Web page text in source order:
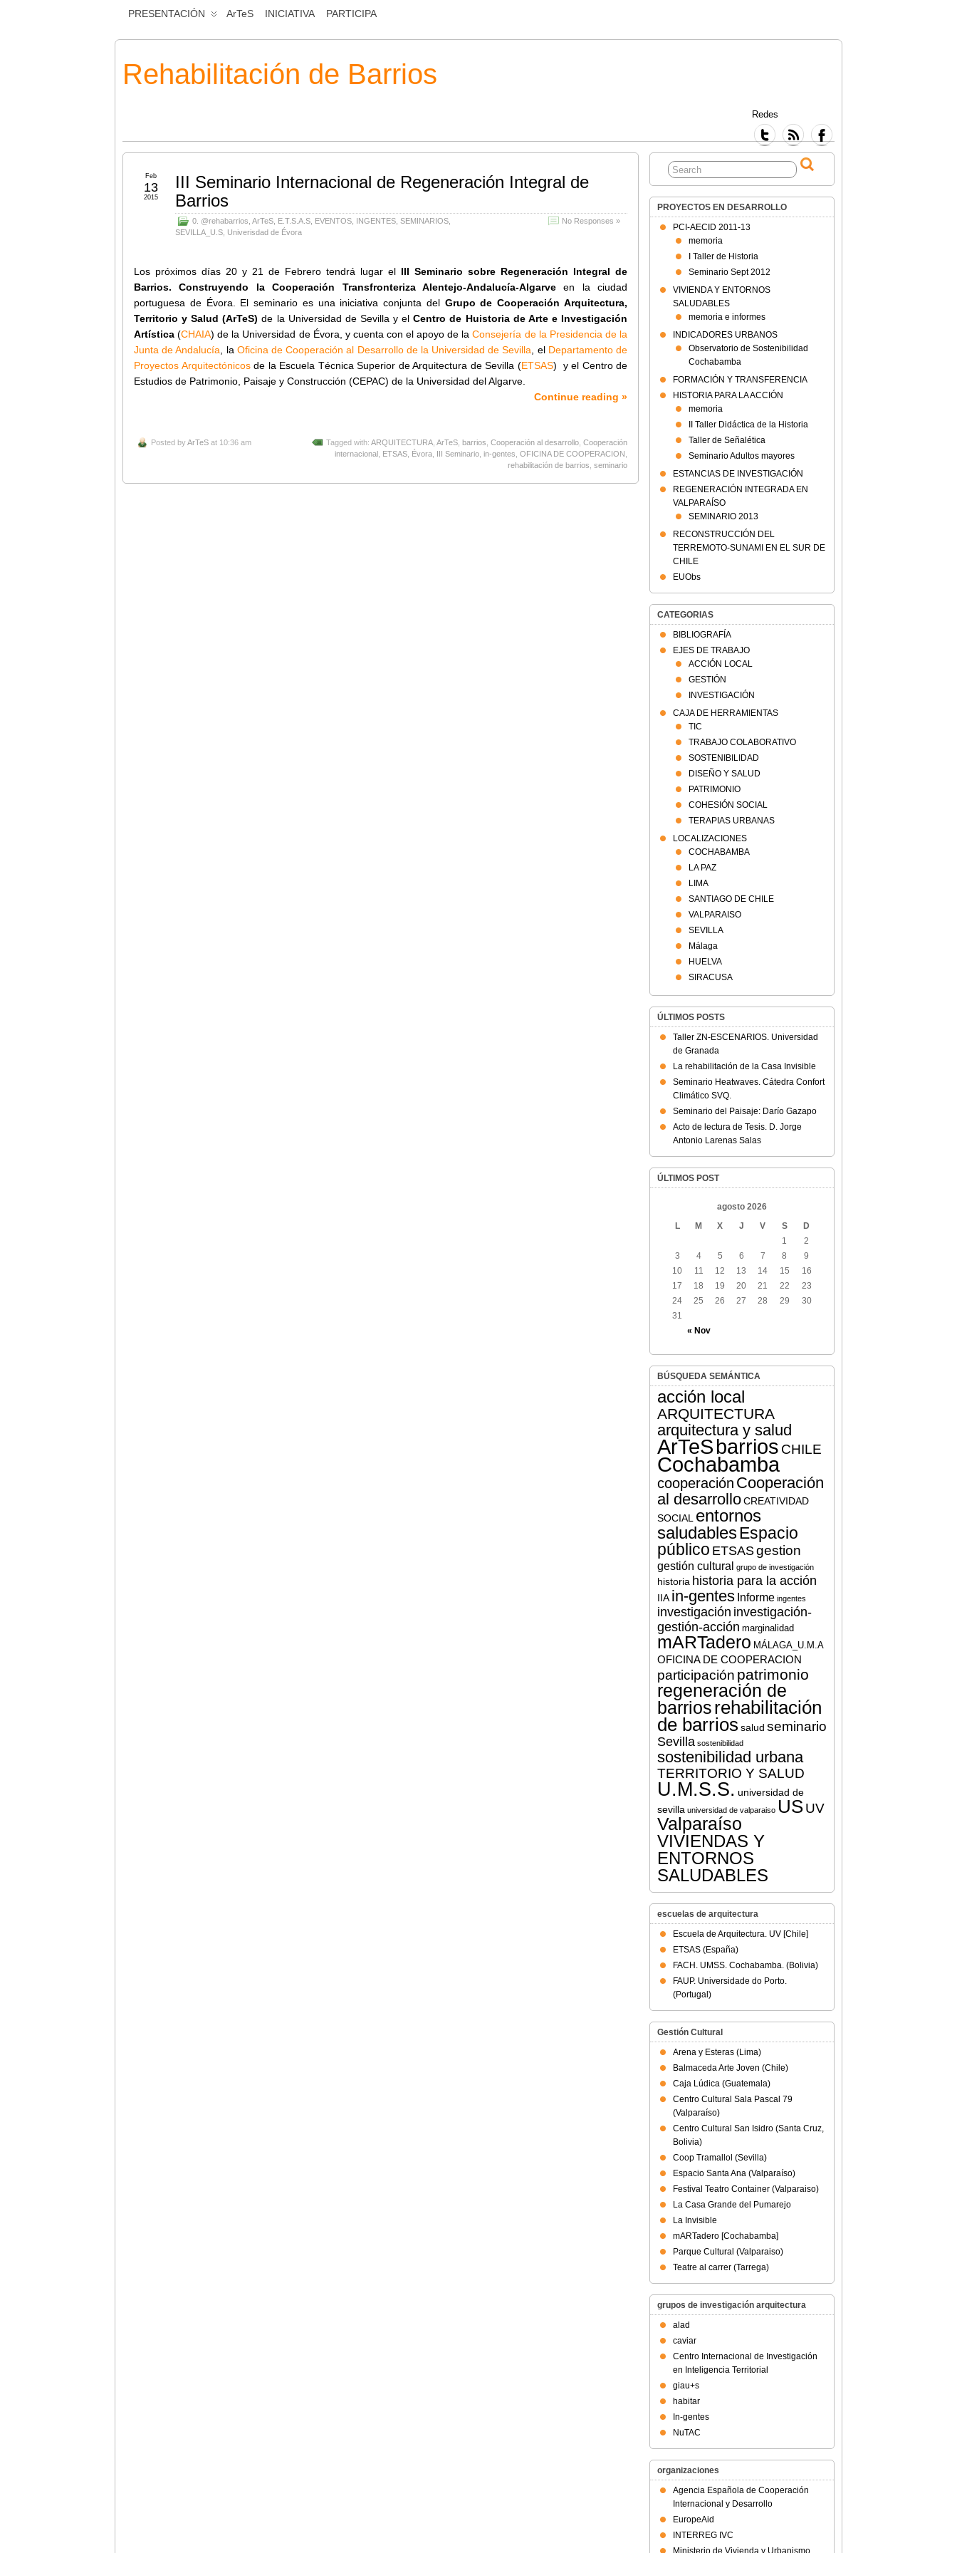
PRESENTACIÓN ArTeS INICIATIVA PARTICIPA
Rehabilitación de Barrios
Redes
III Seminario Internacional de Regeneración Integral de
Barrios
0. @rehabarrios ArTeS E.T.S.A.S EVENTOS INGENTES SEMINARIOS
SEVILLA_U.S Univerisdad de Évora
No Responses »
Feb
13
2015
Los próximos días 20 y 21 de Febrero tendrá lugar el III Seminario sobre Regeneración Integral de
Barrios. Construyendo la Cooperación Transfronteriza Alentejo-Andalucía-Algarveen la ciudad
portuguesa de Évora. El seminario es una iniciativa conjunta del Grupo de Cooperación Arquitectura,
Territorio y Salud (ArTeS) de la Universidad de Sevilla y elCentro de Huistoria de Arte e Investigación
Artística (CHAIA) de la Universidad de Évora, y cuenta con el apoyo de laConsejería de la Presidencia de la
Junta de Andalucía , la Oficina de Cooperación al Desarrollo de la Universidad de Sevilla , el Departamento de
Proyectos Arquitectónicosde la Escuela Técnica Superior de Arquitectura de Sevilla (ETSAS) y el Centro de
Estudios de Patrimonio, Paisaje y Construcción (CEPAC) de la Universidad del Algarve.
Continue reading »
Posted byArTeS at 10:36 am Tagged with: ARQUITECTURA ArTeS barrios Cooperación al desarrollo Cooperación
internacional ETSAS Évora III Seminario in-gentes OFICINA DE COOPERACION
rehabilitación de barrios seminario
PROYECTOS EN DESARROLLO
PCI-AECID 2011-13
memoria
I Taller de Historia
Seminario Sept 2012
VIVIENDA Y ENTORNOS
SALUDABLES
memoria e informes
INDICADORES URBANOS
Observatorio de Sostenibilidad
Cochabamba
FORMACIÓN Y TRANSFERENCIA
HISTORIA PARA LA ACCIÓN
memoria
II Taller Didáctica de la Historia
Taller de Señalética
Seminario Adultos mayores
ESTANCIAS DE INVESTIGACIÓN
REGENERACIÓN INTEGRADA EN
VALPARAÍSO
SEMINARIO 2013
RECONSTRUCCIÓN DEL
TERREMOTO-SUNAMI EN EL SUR DE
CHILE
EUObs
CATEGORIAS
BIBLIOGRAFÍA
EJES DE TRABAJO
ACCIÓN LOCAL
GESTIÓN
INVESTIGACIÓN
CAJA DE HERRAMIENTAS
TIC
TRABAJO COLABORATIVO
SOSTENIBILIDAD
DISEÑO Y SALUD
PATRIMONIO
COHESIÓN SOCIAL
TERAPIAS URBANAS
LOCALIZACIONES
COCHABAMBA
LA PAZ
LIMA
SANTIAGO DE CHILE
VALPARAISO
SEVILLA
Málaga
HUELVA
SIRACUSA
ÚLTIMOS POSTS
Taller ZN-ESCENARIOS. Universidad
de Granada
La rehabilitación de la Casa Invisible
Seminario Heatwaves. Cátedra Confort
Climático SVQ.
Seminario del Paisaje: Darío Gazapo
Acto de lectura de Tesis. D. Jorge
Antonio Larenas Salas
ÚLTIMOS POST
agosto 2026
L
M X J V S D
« Nov
1
2
3
4 5 6 7 8
9
10
11 12 13 14 15
16
17
18 19 20 21 22
23
24
25 26 27 28 29
30
31
BÚSQUEDA SEMÁNTICA
acción local
ARQUITECTURA
arquitectura y salud
ArTeSbarrios CHILE
Cochabamba
cooperación Cooperación
al desarrolloCREATIVIDAD
SOCIAL entornos
saludablesEspacio
público ETSASgestion
gestión cultural grupo de investigación
historia historia para la acción
IIA in-gentes Informe ingentes
investigación investigación-
gestión-acción marginalidad
mARTadero MÁLAGA_U.M.A
OFICINA DE COOPERACION
participación patrimonio
regeneración de
barriosrehabilitación
de barrios salud seminario
Sevilla sostenibilidad
sostenibilidad urbana
TERRITORIO Y SALUD
U.M.S.S. universidad de
sevilla universidad de valparaiso USUV
Valparaíso
VIVIENDAS Y
ENTORNOS
SALUDABLES
escuelas de arquitectura
Escuela de Arquitectura. UV [Chile]
ETSAS (España)
FACH. UMSS. Cochabamba. (Bolivia)
FAUP. Universidade do Porto.
(Portugal)
Gestión Cultural
Arena y Esteras (Lima)
Balmaceda Arte Joven (Chile)
Caja Lúdica (Guatemala)
Centro Cultural Sala Pascal 79
(Valparaíso)
Centro Cultural San Isidro (Santa Cruz,
Bolivia)
Coop Tramallol (Sevilla)
Espacio Santa Ana (Valparaíso)
Festival Teatro Container (Valparaiso)
La Casa Grande del Pumarejo
La Invisible
mARTadero [Cochabamba]
Parque Cultural (Valparaiso)
Teatre al carrer (Tarrega)
grupos de investigación arquitectura
alad
caviar
Centro Internacional de Investigación
en Inteligencia Territorial
giau+s
habitar
In-gentes
NuTAC
organizaciones
Agencia Española de Cooperación
Internacional y Desarrollo
EuropeAid
INTERREG IVC
Ministerio de Vivienda y Urbanismo